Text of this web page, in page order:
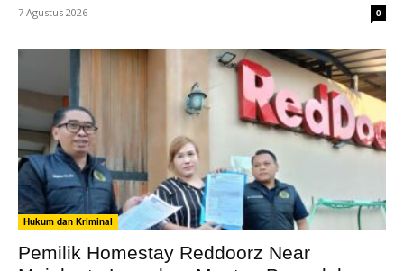
7 Agustus 2026 0
Hukum dan Kriminal
Pemilik Homestay Reddoorz Near